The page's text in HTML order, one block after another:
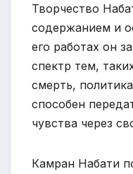
Творчество
содержанием и
его работах он
спектр тем,
смерть,
способен
чувства через
Камран Набати